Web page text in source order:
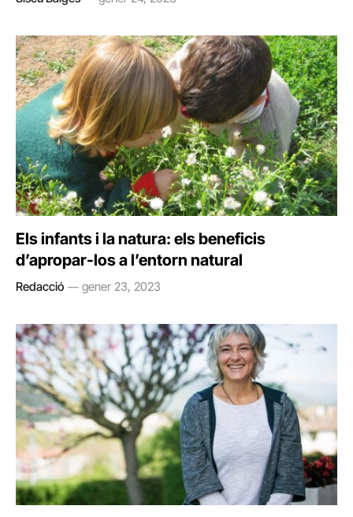
Els infants i la natura: els beneficis
d’apropar-los a l’entorn natural
Redacció gener 23, 2023